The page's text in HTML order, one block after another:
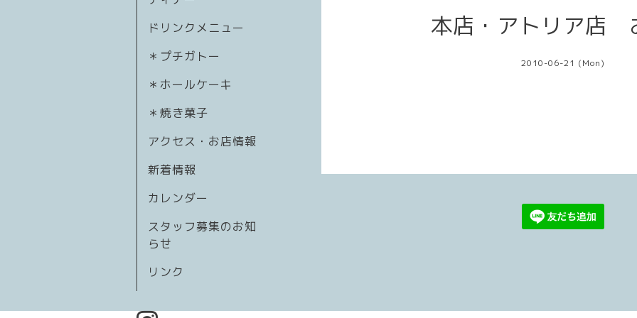
ドリンクメニュー
＊プチガトー
＊ホールケーキ
＊焼き菓子
アクセス・お店情報
新着情報
カレンダー
スタッフ募集のお知
らせ
リンク
本店・アトリア店
2010-06-21 (Mon)